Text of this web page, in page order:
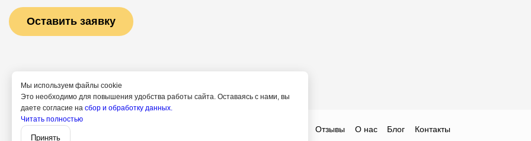
Мы используем файлы cookie
Это необходимо для повышения удобства работы сайта. Оставаясь с нами, вы
даете согласие на сбор и обработку данных.
Читать полностью
Принять
Отзывы О нас Блог Контакты